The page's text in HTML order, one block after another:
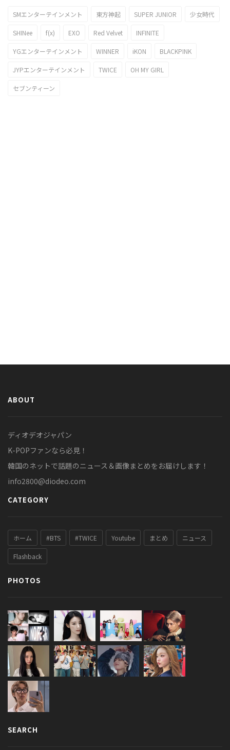
SMエンターテインメント 東方神起 SUPER JUNIOR 少女時代
SHINee f(x) EXO Red Velvet INFINITE
YGエンターテインメント WINNER iKON BLACKPINK
JYPエンターテインメント TWICE OH MY GIRL
セブンティーン
ABOUT
ディオデオジャパン
K-POPファンなら必見！
韓国のネットで話題のニュース＆画像まとめをお届けします！
info2800@diodeo.com
CATEGORY
ホーム #BTS #TWICE Youtube まとめ ニュース
Flashback
PHOTOS
SEARCH